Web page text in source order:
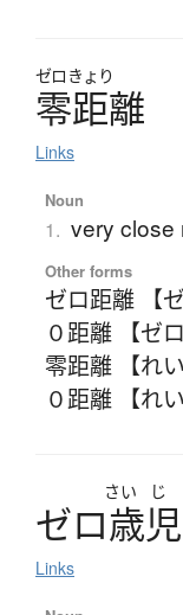
ゼロきょり
零距離
Links
Noun
1. very close
Other forms
ゼロ距離 【
０距離 【ゼ
零距離 【れ
０距離 【れ
さい じ
ゼロ歳児
Links